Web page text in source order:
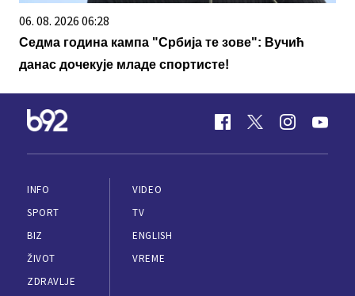
06. 08. 2026 06:28
Седма година кампа "Србија те зове": Вучић
данас дочекује младе спортисте!
INFO
SPORT
BIZ
ŽIVOT
ZDRAVLJE
VIDEO
TV
ENGLISH
VREME